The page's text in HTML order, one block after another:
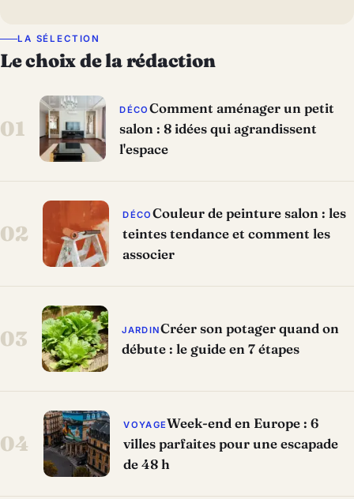
LA SÉLECTION
Le choix de la rédaction
01
DÉCO Comment aménager un petit
salon : 8 idées qui agrandissent
l'espace
02
DÉCO Couleur de peinture salon : les
teintes tendance et comment les
associer
03 JARDINCréer son potager quand on
débute : le guide en 7 étapes
04
VOYAGEWeek-end en Europe : 6
villes parfaites pour une escapade
de 48 h